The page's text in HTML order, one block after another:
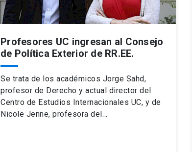
Profesores UC ingresan al Consejo
de Política Exterior de RR.EE.
Se trata de los académicos Jorge Sahd,
profesor de Derecho y actual director del
Centro de Estudios Internacionales UC, y de
Nicole Jenne, profesora del…